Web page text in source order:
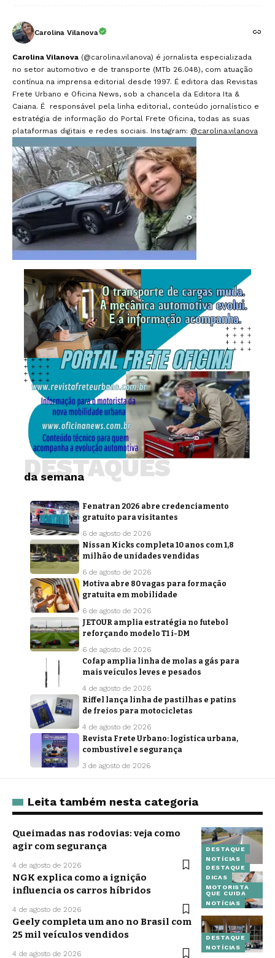
Carolina Vilanova
Carolina Vilanova (@carolina.vilanova) é jornalista especializada
no setor automotivo e de transporte (MTb 26.048), com atuação
contínua na imprensa editorial desde 1997. É editora das Revistas
Frete Urbano e Oficina News, sob a chancela da Editora Ita &
Caiana. É responsável pela linha editorial, conteúdo jornalístico e
estratégia de informação do Portal Frete Oficina, todas as suas
plataformas digitais e redes sociais. Instagram: @carolina.vilanova
da semana
DESTAQUES
Fenatran 2026 abre credenciamento
gratuito para visitantes
6 de agosto de 2026
Nissan Kicks completa 10 anos com 1,8
milhão de unidades vendidas
6 de agosto de 2026
Motiva abre 80 vagas para formação
gratuita em mobilidade
6 de agosto de 2026
JETOUR amplia estratégia no futebol
reforçando modelo T1 i-DM
6 de agosto de 2026
Cofap amplia linha de molas a gás para
mais veículos leves e pesados
4 de agosto de 2026
Riffel lança linha de pastilhas e patins
de freios para motocicletas
4 de agosto de 2026
Revista Frete Urbano: logística urbana,
combustível e segurança
3 de agosto de 2026
Leita também nesta categoria
DESTAQUE
NOTÍCIAS
Queimadas nas rodovias: veja como
agir com segurança
4 de agosto de 2026
DESTAQUE
DICAS
MOTORISTA
QUE CUIDA
NOTÍCIAS
NGK explica como a ignição
influencia os carros híbridos
4 de agosto de 2026
DESTAQUE
NOTÍCIAS
Geely completa um ano no Brasil com
25 mil veículos vendidos
4 de agosto de 2026